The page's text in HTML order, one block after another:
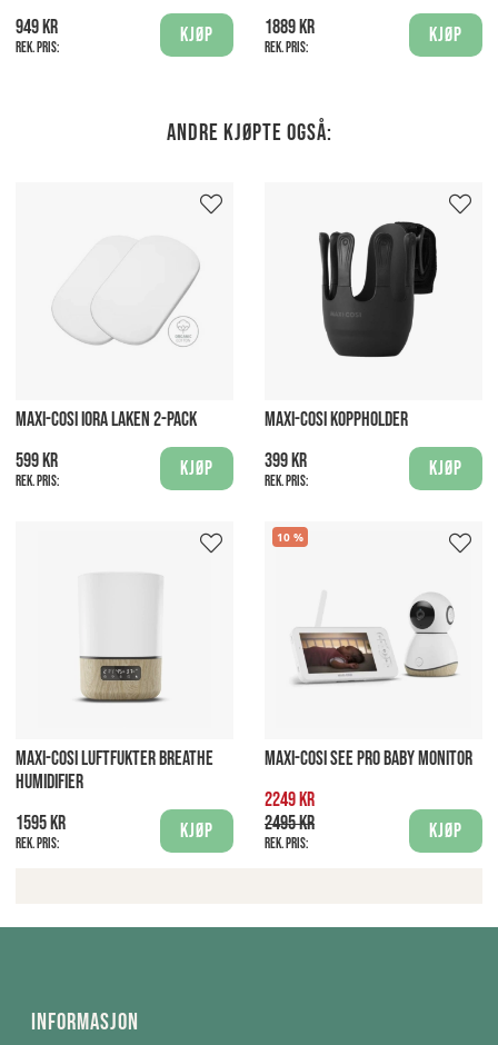
949 kr
Rek. pris:
Kjøp
1889 kr
Rek. pris:
Kjøp
Andre kjøpte også:
MAXI-COSI IORA LAKEN 2-PACK
599 kr
Rek. pris:
Kjøp
MAXI-COSI KOPPHOLDER
399 kr
Rek. pris:
Kjøp
MAXI-COSI LUFTFUKTER BREATHE
HUMIDIFIER
1595 kr
Rek. pris:
Kjøp
10
MAXI-COSI SEE PRO BABY MONITOR
2249 kr
2495 kr
Rek. pris:
Kjøp
Informasjon